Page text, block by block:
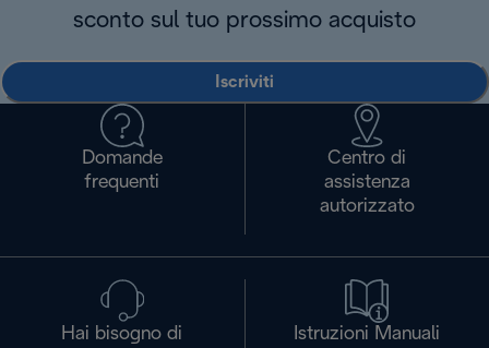
sconto sul tuo prossimo acquisto
Iscriviti
Domande
frequenti
Centro di
assistenza
autorizzato
Hai bisogno di
Istruzioni Manuali